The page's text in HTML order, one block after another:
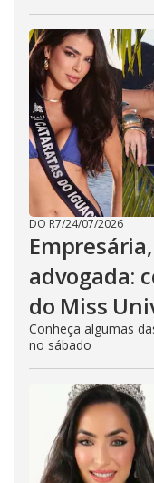
DO R7/24/07/2026
advogada:
do Miss
Conheça algumas
no sábado